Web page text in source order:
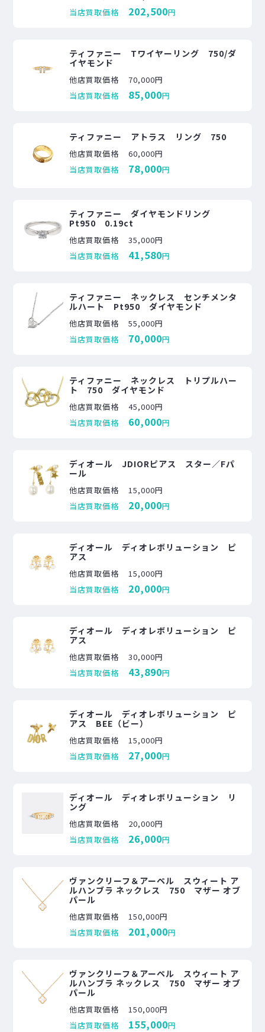
当店買取価格
202,500円
ティファニー Tワイヤーリング 750/ダ
イヤモンド
他店買取価格
70,000円
当店買取価格
85,000円
ティファニー アトラス リング 750
他店買取価格
60,000円
当店買取価格
78,000円
ティファニー ダイヤモンドリング
Pt950 0.19ct
他店買取価格
35,000円
当店買取価格
41,580円
ティファニー ネックレス センチメンタ
ルハート Pt950 ダイヤモンド
他店買取価格
55,000円
当店買取価格
70,000円
ティファニー ネックレス トリプルハー
ト 750 ダイヤモンド
他店買取価格
45,000円
当店買取価格
60,000円
ディオール JDIORピアス スター／Fパ
ール
他店買取価格
15,000円
当店買取価格
20,000円
ディオール ディオレボリューション ピ
アス
他店買取価格
15,000円
当店買取価格
20,000円
ディオール ディオレボリューション ピ
アス
他店買取価格
30,000円
当店買取価格
43,890円
ディオール ディオレボリューション ピ
アス BEE（ビー）
他店買取価格
15,000円
当店買取価格
27,000円
ディオール ディオレボリューション リ
ング
他店買取価格
20,000円
当店買取価格
26,000円
ヴァンクリーフ＆アーペル スウィート ア
ルハンブラ ネックレス 750 マザー オブ
パール
他店買取価格
150,000円
当店買取価格
201,000円
ヴァンクリーフ＆アーペル スウィート ア
ルハンブラ ネックレス 750 マザー オブ
パール
他店買取価格
150,000円
当店買取価格
155,000円